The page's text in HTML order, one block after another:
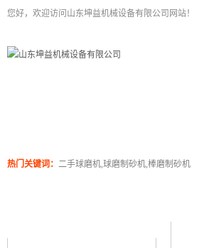
您好，欢迎访问山东坤益机械设备有限公司网站！
热门关键词： 二手球磨机,球磨制砂机,棒磨制砂机